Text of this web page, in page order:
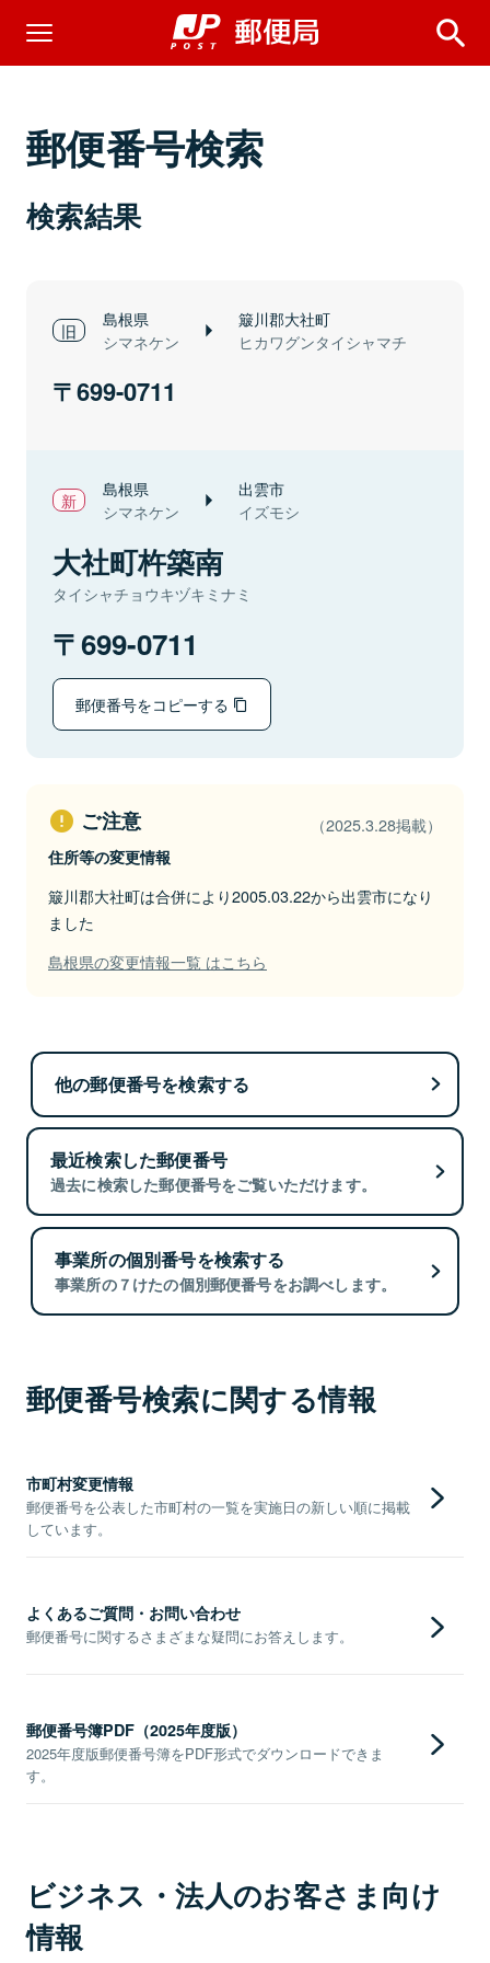
郵便番号検索
検索結果
島根県
シマネケン
簸川郡大社町
ヒカワグンタイシャマチ
699-0711
島根県
シマネケン
出雲市
イズモシ
大社町杵築南
タイシャチョウキヅキミナミ
699-0711
郵便番号をコピーする
ご注意 （2025.3.28掲載）
住所等の変更情報
簸川郡大社町は合併により2005.03.22から出雲市になり
ました
島根県の変更情報一覧 はこちら
他の郵便番号を検索する
最近検索した郵便番号
過去に検索した郵便番号をご覧いただけます。
事業所の個別番号を検索する
事業所の７けたの個別郵便番号をお調べします。
郵便番号検索に関する情報
市町村変更情報
郵便番号を公表した市町村の一覧を実施日の新しい順に掲載
しています。
よくあるご質問・お問い合わせ
郵便番号に関するさまざまな疑問にお答えします。
郵便番号簿PDF（2025年度版）
2025年度版郵便番号簿をPDF形式でダウンロードできま
す。
ビジネス・法人のお客さま向け
情報